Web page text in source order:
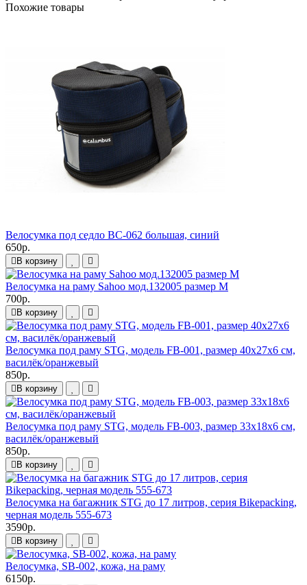
Похожие товары
Велосумка под седло BC-062 большая, синий
650р.
В корзину
Велосумка на раму Sahoo мод.132005 размер M
700р.
В корзину
Велосумка под раму STG, модель FB-001, размер 40х27х6 см,
василёк/оранжевый
850р.
В корзину
Велосумка под раму STG, модель FB-003, размер 33х18х6 см,
василёк/оранжевый
850р.
В корзину
Велосумка на багажник STG до 17 литров, серия Bikepacking,
черная модель 555-673
3590р.
В корзину
Велосумка, SB-002, кожа, на раму
6150р.